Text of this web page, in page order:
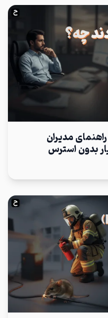
مدیران
بدون استرس